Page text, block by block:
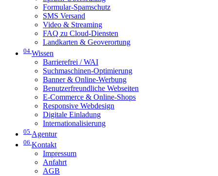
Formular-Spamschutz
SMS Versand
Video & Streaming
FAQ zu Cloud-Diensten
Landkarten & Geoverortung
04 Wissen
Barrierefrei / WAI
Suchmaschinen-Optimierung
Banner & Online-Werbung
Benutzerfreundliche Webseiten
E-Commerce & Online-Shops
Responsive Webdesign
Digitale Einladung
Internationalisierung
05 Agentur
06 Kontakt
Impressum
Anfahrt
AGB